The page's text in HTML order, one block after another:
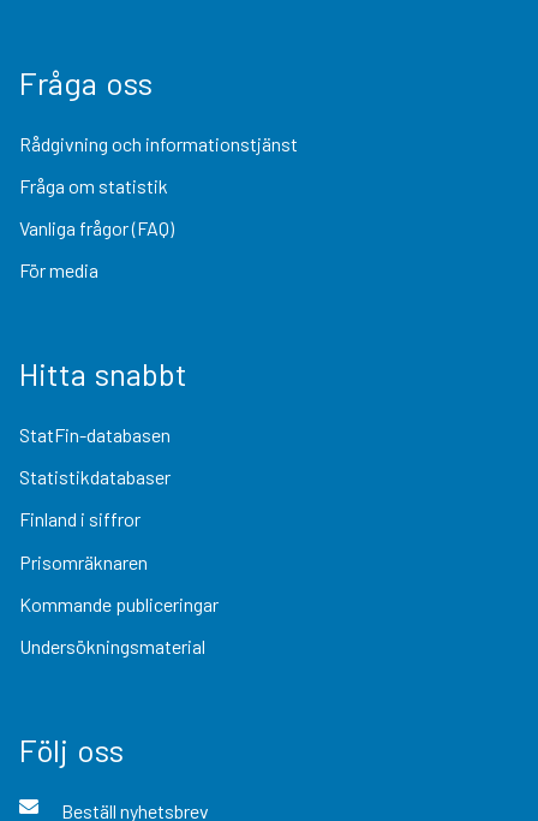
Fråga oss
Rådgivning och informationstjänst
Fråga om statistik
Vanliga frågor (FAQ)
För media
Hitta snabbt
StatFin-databasen
Statistikdatabaser
Finland i siffror
Prisomräknaren
Kommande publiceringar
Undersökningsmaterial
Följ oss
Beställ nyhetsbrev